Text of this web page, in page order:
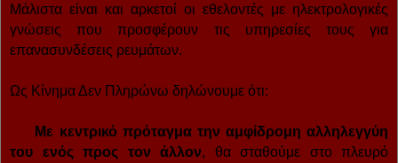
Μάλιστα είναι και αρκετοί οι εθελοντές με ηλεκτρολογικές
γνώσεις που προσφέρουν τις υπηρεσίες τους για
επανασυνδέσεις ρευμάτων.
Ως Κίνημα Δεν Πληρώνω δηλώνουμε ότι:
Mε κεντρικό πρόταγμα την αμφίδρομη αλληλεγγύη
του ενός προς τον άλλον, θα σταθούμε στο πλευρό